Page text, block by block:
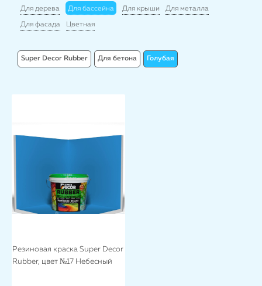
Для дерева Для бассейна Для крыши Для металла
Для фасада Цветная
Super Decor Rubber Для бетона Голубая
Резиновая краска Super Decor
Rubber, цвет №17 Небесный